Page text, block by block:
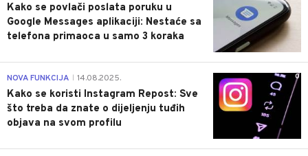
Kako se povlači poslata poruku u
Google Messages aplikaciji: Nestaće sa
telefona primaoca u samo 3 koraka
0
NOVA FUNKCIJA 14.08.2025.
Kako se koristi Instagram Repost: Sve
što treba da znate o dijeljenju tuđih
objava na svom profilu